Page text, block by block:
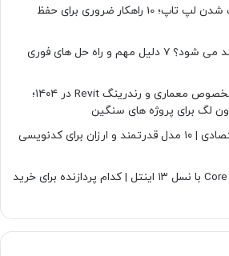
آموزش جلوگیری از هک شدن لپ تاپ؛ 10 راهکار ضروری برای حفظ
چرا لپتاپ شما ناگهان کند می شود؟ ۷ دلیل مهم و راه حل های فوری
راهنمای خرید لپ تاپ مخصوص معماری و رندرینگ Revit در ۱۴۰۴؛
لگ برای پروژه های سنگین
لپتاپ برنامه نویسی اقتصادی | ۱۰ مدل قدرتمند و ارزان برای کدنویسی
تفاوت لپتاپ های Core Ultra با نسل ۱۳ اینتل | کدام پردازنده برای خرید